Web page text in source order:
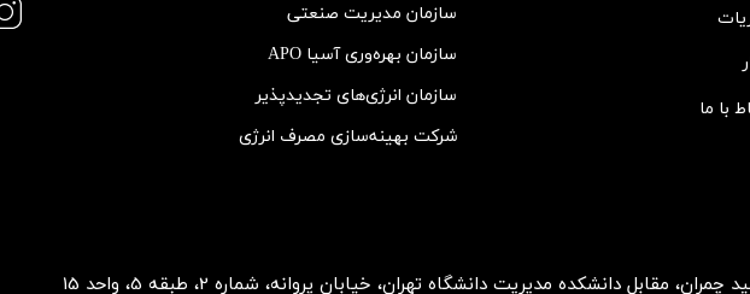
مقابل دانشکده مدیریت دانشگاه تهران، خیابان پروانه، شماره 2، طبقه 5، واحد 15
با ما
سازمان مدیریت صنعتی
سازمان بهره‌وری آسیا APO
سازمان انرژی‌های تجدیدپذیر
شرکت بهينه‌سازی مصرف انرژی